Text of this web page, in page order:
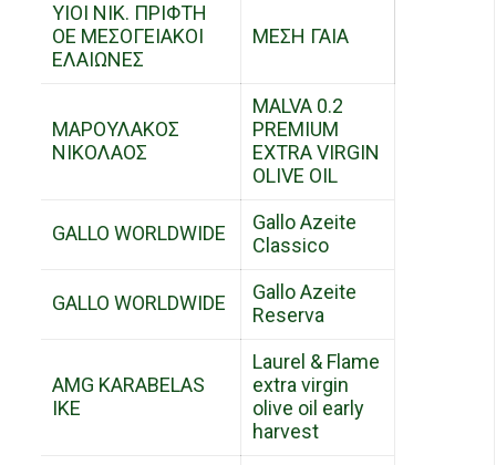
ΥΙΟΙ ΝΙΚ. ΠΡΙΦΤΗ
ΟΕ ΜΕΣΟΓΕΙΑΚΟΙ
ΕΛΑΙΩΝΕΣ
ΜΕΣΗ ΓΑΙΑ
ΜΑΡΟΥΛΑΚΟΣ
ΝΙΚΟΛΑΟΣ
MALVA 0.2
PREMIUM
EXTRA VIRGIN
OLIVE OIL
GALLO WORLDWIDE
Gallo Azeite
Classico
GALLO WORLDWIDE
Gallo Azeite
Reserva
AMG KARABELAS
IKE
Laurel & Flame
extra virgin
olive oil early
harvest